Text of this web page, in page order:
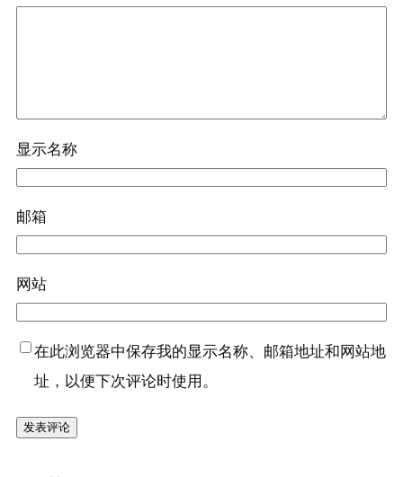
显示名称
邮箱
网站
在此浏览器中保存我的显示名称、邮箱地址和网站地
址，以便下次评论时使用。